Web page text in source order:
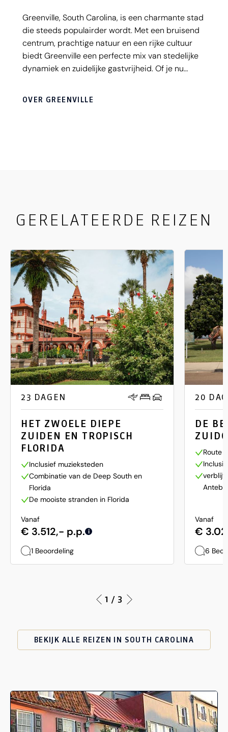
Greenville, South Carolina, is een charmante stad
die steeds populairder wordt. Met een bruisend
centrum, prachtige natuur en een rijke cultuur
biedt Greenville een perfecte mix van stedelijke
dynamiek en zuidelijke gastvrijheid. Of je nu
OVER GREENVILLE
GERELATEERDE REIZEN
23 DAGEN
HET ZWOELE DIEPE
ZUIDEN EN TROPISCH
FLORIDA
Inclusief muzieksteden
Combinatie van de Deep South en
Florida
De mooiste stranden in Florida
Vanaf
€ 3.512,- p.p. i
1 Beoordeling
20
DE
Route
verblijf
Vanaf
€
6
1 / 3
BEKIJK ALLE REIZEN IN SOUTH CAROLINA